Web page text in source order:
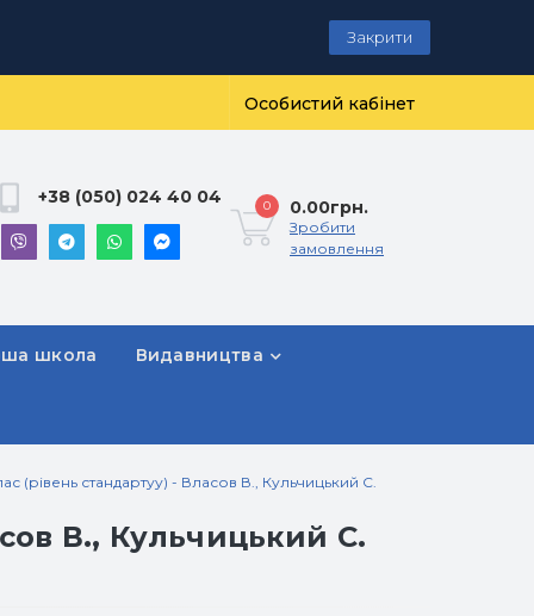
Закрити
Особистий кабінет
+38 (050) 024 40 04 0 0.00грн.
Зробити
замовлення
школа Видавництва
(рівень стандартуу) - Власов В., Кульчицький С.
В., Кульчицький С.